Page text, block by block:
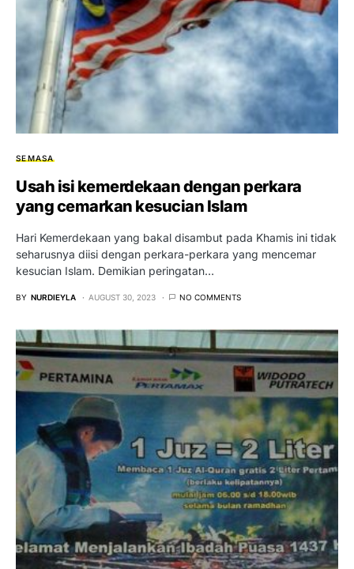
SEMASA
Usah isi kemerdekaan dengan perkara
yang cemarkan kesucian Islam
Hari Kemerdekaan yang bakal disambut pada Khamis ini tidak
seharusnya diisi dengan perkara-perkara yang mencemar
kesucian Islam. Demikian peringatan…
BY NURDIEYLA AUGUST 30, 2023 NO COMMENTS